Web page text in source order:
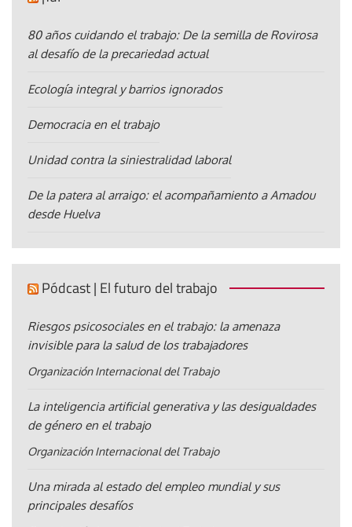
80 años cuidando el trabajo: De la semilla de Rovirosa
al desafío de la precariedad actual
Ecología integral y barrios ignorados
Democracia en el trabajo
Unidad contra la siniestralidad laboral
De la patera al arraigo: el acompañamiento a Amadou
desde Huelva
Pódcast | El futuro del trabajo
Riesgos psicosociales en el trabajo: la amenaza
invisible para la salud de los trabajadores
Organización Internacional del Trabajo
La inteligencia artificial generativa y las desigualdades
de género en el trabajo
Organización Internacional del Trabajo
Una mirada al estado del empleo mundial y sus
principales desafíos